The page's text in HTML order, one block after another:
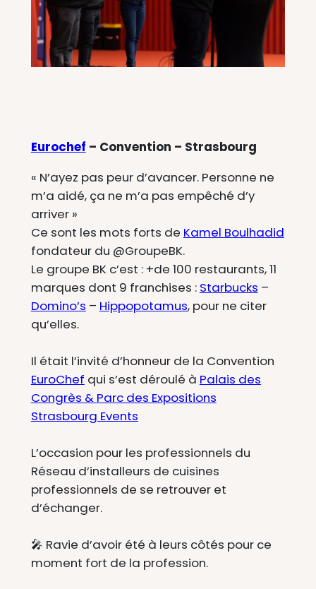
Eurochef – Convention – Strasbourg
« N’ayez pas peur d’avancer. Personne ne
m’a aidé, ça ne m’a pas empêché d’y
arriver »
Ce sont les mots forts de Kamel Boulhadid
fondateur du @GroupeBK.
Le groupe BK c’est : +de 100 restaurants, 11
marques dont 9 franchises : Starbucks –
Domino’s – Hippopotamus, pour ne citer
qu’elles.
Il était l’invité d’honneur de la Convention
EuroChef qui s’est déroulé à Palais des
Congrès & Parc des Expositions
Strasbourg Events
L’occasion pour les professionnels du
Réseau d’installeurs de cuisines
professionnels de se retrouver et
d’échanger.
🎤 Ravie d’avoir été à leurs côtés pour ce
moment fort de la profession.